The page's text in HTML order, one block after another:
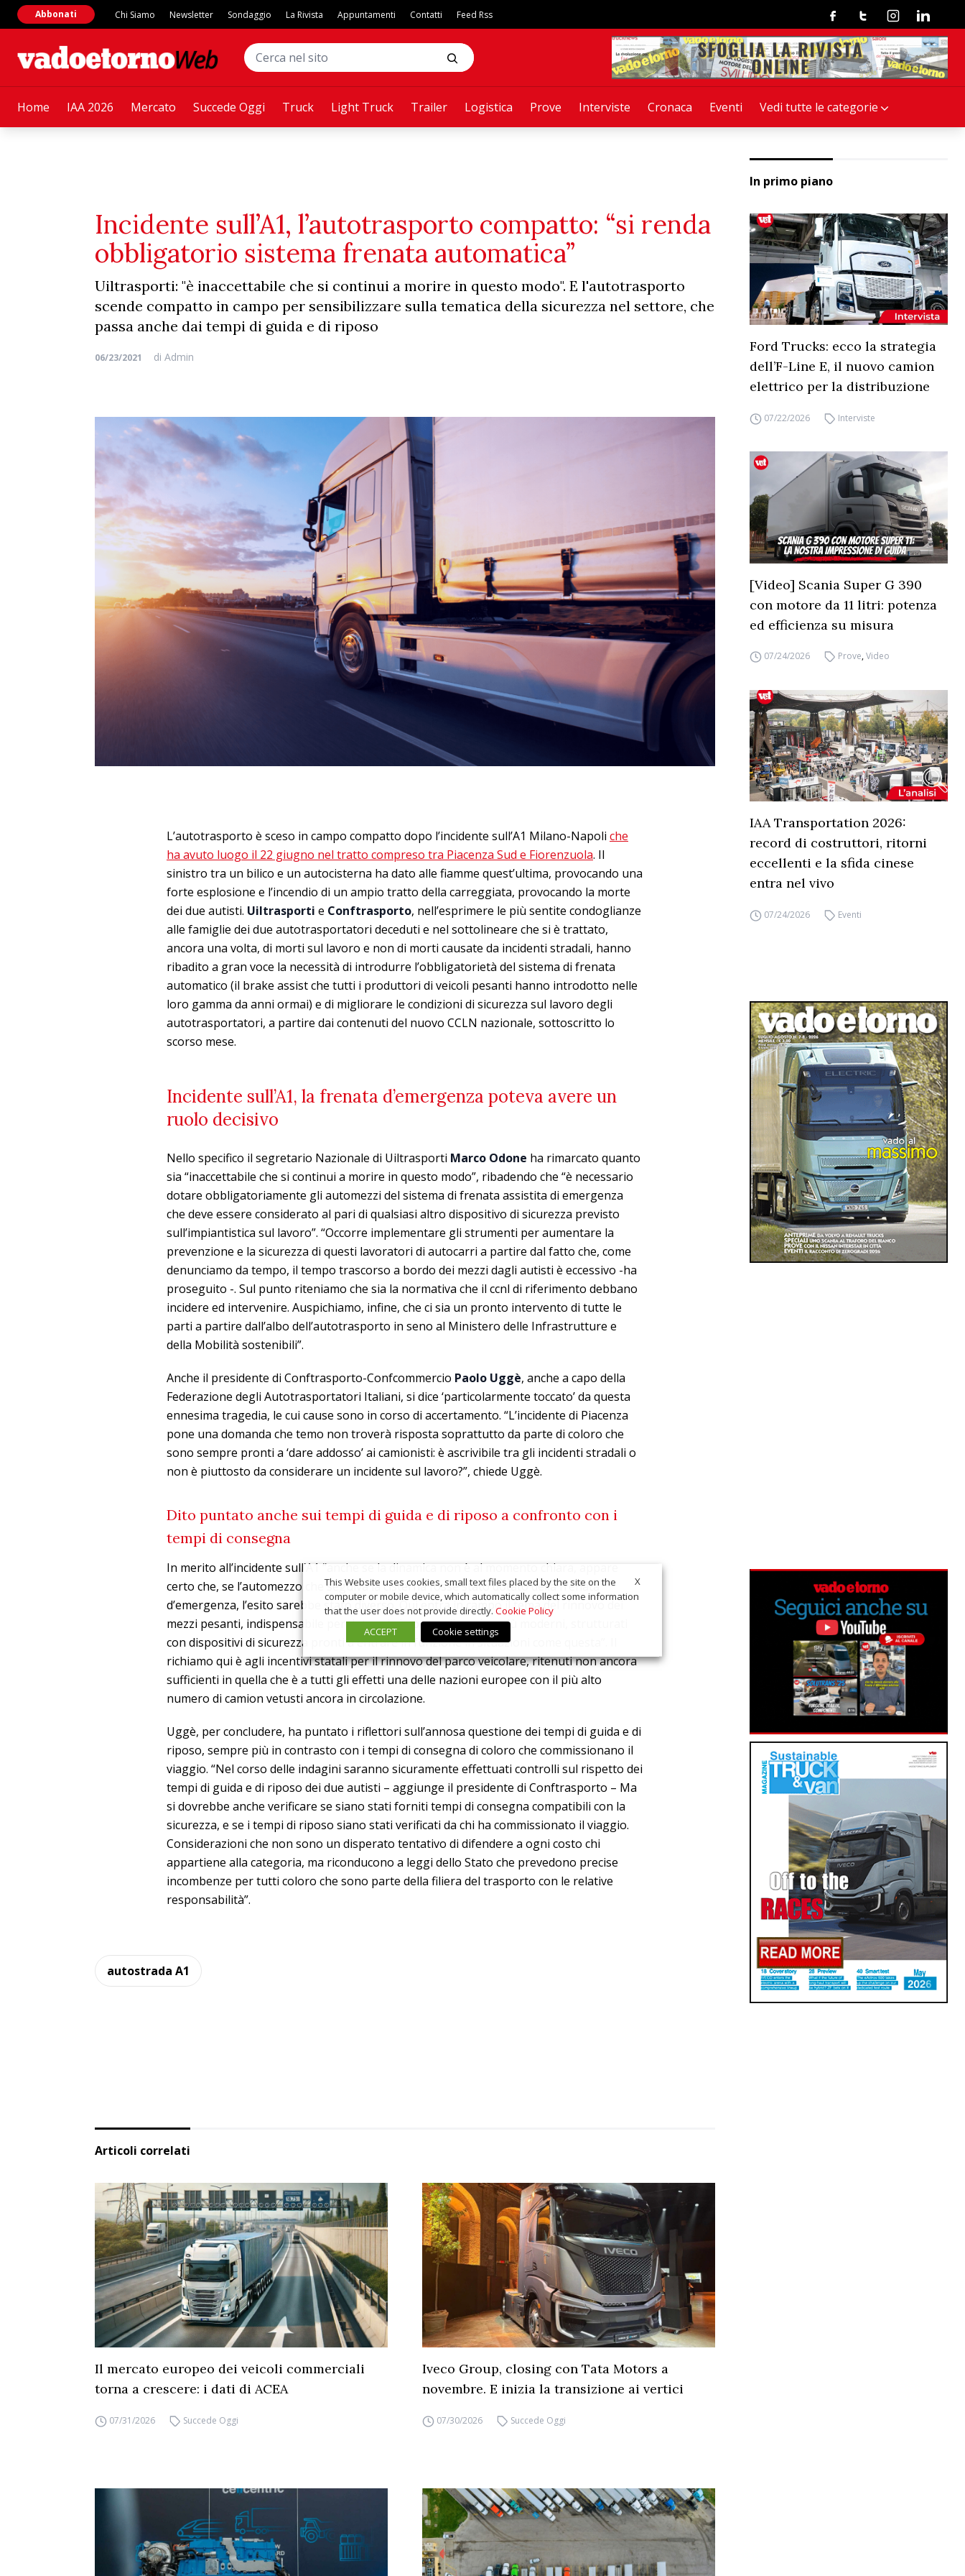
Home IAA 2026 Mercato Succede Oggi Truck Light Truck Trailer Logistica Prove Interviste Cronaca Eventi Vedi tutte le categorie
Abbonati Chi Siamo Newsletter Sondaggio La Rivista Appuntamenti Contatti Feed Rss FacebookTwitterInstagramLinkedin
Incidente sull’A1, l’autotrasporto compatto: “si renda
obbligatorio sistema frenata automatica”
Uiltrasporti: "è inaccettabile che si continui a morire in questo modo". E l'autotrasporto
scende compatto in campo per sensibilizzare sulla tematica della sicurezza nel settore, che
passa anche dai tempi di guida e di riposo
06/23/2021 di Admin
L’autotrasporto è sceso in campo compatto dopo l’incidente sull’A1 Milano-Napoli che
ha avuto luogo il 22 giugno nel tratto compreso tra Piacenza Sud e Fiorenzuola. Il
sinistro tra un bilico e un autocisterna ha dato alle fiamme quest’ultima, provocando una
forte esplosione e l’incendio di un ampio tratto della carreggiata, provocando la morte
dei due autisti. Uiltrasporti e Conftrasporto, nell’esprimere le più sentite condoglianze
alle famiglie dei due autotrasportatori deceduti e nel sottolineare che si è trattato,
ancora una volta, di morti sul lavoro e non di morti causate da incidenti stradali, hanno
ribadito a gran voce la necessità di introdurre l’obbligatorietà del sistema di frenata
automatico (il brake assist che tutti i produttori di veicoli pesanti hanno introdotto nelle
loro gamma da anni ormai) e di migliorare le condizioni di sicurezza sul lavoro degli
autotrasportatori, a partire dai contenuti del nuovo CCLN nazionale, sottoscritto lo
scorso mese.
Incidente sull’A1, la frenata d’emergenza poteva avere un
ruolo decisivo
Nello specifico il segretario Nazionale di Uiltrasporti Marco Odone ha rimarcato quanto
sia “inaccettabile che si continui a morire in questo modo”, ribadendo che “è necessario
dotare obbligatoriamente gli automezzi del sistema di frenata assistita di emergenza
che deve essere considerato al pari di qualsiasi altro dispositivo di sicurezza previsto
sull’impiantistica sul lavoro”. “Occorre implementare gli strumenti per aumentare la
prevenzione e la sicurezza di questi lavoratori di autocarri a partire dal fatto che, come
denunciamo da tempo, il tempo trascorso a bordo dei mezzi dagli autisti è eccessivo -ha
proseguito -. Sul punto riteniamo che sia la normativa che il ccnl di riferimento debbano
incidere ed intervenire. Auspichiamo, infine, che ci sia un pronto intervento di tutte le
parti a partire dall’albo dell’autotrasporto in seno al Ministero delle Infrastrutture e
della Mobilità sostenibili”.
Anche il presidente di Conftrasporto-Confcommercio Paolo Uggè, anche a capo della
Federazione degli Autotrasportatori Italiani, si dice ‘particolarmente toccato’ da questa
ennesima tragedia, le cui cause sono in corso di accertamento. “L’incidente di Piacenza
pone una domanda che temo non troverà risposta soprattutto da parte di coloro che
sono sempre pronti a ‘dare addosso’ ai camionisti: è ascrivibile tra gli incidenti stradali o
non è piuttosto da considerare un incidente sul lavoro?”, chiede Uggè.
Dito puntato anche sui tempi di guida e di riposo a confronto con i
tempi di consegna
In merito all’incidente sull’A1 “anche se la dinamica non è al momento chiara, appare
certo che, se l’automezzo che seguiva la cisterna fosse stato dotato della frenata
d’emergenza, l’esito sarebbe stato diverso. Qui entra in campo il tema del rinnovo dei
mezzi pesanti, indispensabile per dotare le imprese di camion più moderni, strutturati
con dispositivi di sicurezza pronti a entrare in funzione in situazioni come questa”. Il
richiamo qui è agli incentivi statali per il rinnovo del parco veicolare, ritenuti non ancora
sufficienti in quella che è a tutti gli effetti una delle nazioni europee con il più alto
numero di camion vetusti ancora in circolazione.
Uggè, per concludere, ha puntato i riflettori sull’annosa questione dei tempi di guida e di
riposo, sempre più in contrasto con i tempi di consegna di coloro che commissionano il
viaggio. “Nel corso delle indagini saranno sicuramente effettuati controlli sul rispetto dei
tempi di guida e di riposo dei due autisti – aggiunge il presidente di Conftrasporto – Ma
si dovrebbe anche verificare se siano stati forniti tempi di consegna compatibili con la
sicurezza, e se i tempi di riposo siano stati verificati da chi ha commissionato il viaggio.
Considerazioni che non sono un disperato tentativo di difendere a ogni costo chi
appartiene alla categoria, ma riconducono a leggi dello Stato che prevedono precise
incombenze per tutti coloro che sono parte della filiera del trasporto con le relative
responsabilità”.
autostrada A1
In primo piano
Ford Trucks: ecco la strategia
dell’F-Line E, il nuovo camion
elettrico per la distribuzione
07/22/2026 Interviste
[Video] Scania Super G 390
con motore da 11 litri: potenza
ed efficienza su misura
07/24/2026 Prove,Video
IAA Transportation 2026:
record di costruttori, ritorni
eccellenti e la sfida cinese
entra nel vivo
07/24/2026 Eventi
Articoli correlati
Il mercato europeo dei veicoli commerciali
torna a crescere: i dati di ACEA
07/31/2026 Succede Oggi
Iveco Group, closing con Tata Motors a
novembre. E inizia la transizione ai vertici
07/30/2026 Succede Oggi
X
This Website uses cookies, small text files placed by the site on the
computer or mobile device, which automatically collect some information
that the user does not provide directly. Cookie Policy
ACCEPT
Cookie settings